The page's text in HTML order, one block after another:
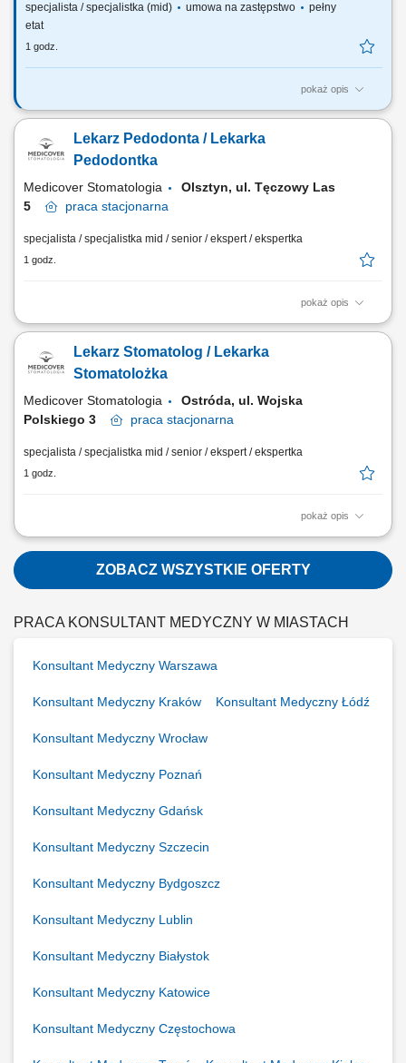
specjalista / specjalistka (mid) umowa na zastępstwo
pełny
etat
1 godz.
pokaż opis
Na tym stanowisku będziesz odpowiedzialny(-a) m.in. za: prowadzenie
organizację i prowadzenie postępowań na sprzedaż nieruchomości w
trybie przetargowym i bezprzetargowym, analizę dokumentacji
Lekarz Pedodonta / Lekarka
Pedodontka​
Medicover Stomatologia
Olsztyn, ul. Tęczowy Las
5
praca stacjonarna
specjalista / specjalistka mid / senior / ekspert / ekspertka
1 godz.
pokaż opis
Zapraszamy do współpracy lekarzy dentystów/ lekarki dentystki z
obejmować: leczenie dzieci w nowoczesnym środowisku,
przeprowadzanie wizyt adaptacyjnych, praca na planach leczenia we
Lekarz Stomatolog / Lekarka
Stomatolożka
Medicover Stomatologia
Ostróda, ul. Wojska
Polskiego 3
praca stacjonarna
specjalista / specjalistka mid / senior / ekspert / ekspertka
1 godz.
pokaż opis
Zapraszamy do współpracy lekarzy dentystów/ lekarki dentystki z
aktualnym prawem wykonywania zawodu, których zadania będą
obejmować: kompleksowe leczenie pacjentów w zakresie stomatologii
zachowawczej, z wykorzystaniem nowoczesnych metod i materiałów,
ZOBACZ WSZYSTKIE OFERTY
PRACA KONSULTANT MEDYCZNY W MIASTACH
Konsultant Medyczny Warszawa
Konsultant Medyczny Kraków Konsultant Medyczny Łódź
Konsultant Medyczny Wrocław
Konsultant Medyczny Poznań
Konsultant Medyczny Gdańsk
Konsultant Medyczny Szczecin
Konsultant Medyczny Bydgoszcz
Konsultant Medyczny Lublin
Konsultant Medyczny Białystok
Konsultant Medyczny Katowice
Konsultant Medyczny Częstochowa